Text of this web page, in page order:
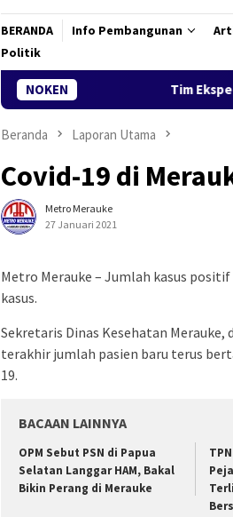
BERANDA Info Pembangunan
Politik
NOKEN
Tim Ekspedisi Patriot IPB Tiba di
Beranda Laporan Utama
Covid-19 di
Metro Merauke
27 Januari 2021
Metro Merauke – Jumlah kasus
kasus.
Sekretaris Dinas Kesehatan
terakhir jumlah pasien baru terus
19.
BACAAN LAINNYA
OPM Sebut PSN di Papua
Selatan Langgar HAM, Bakal
Bikin Perang di Merauke